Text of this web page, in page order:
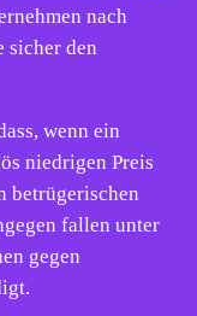
nach
sicher den
wenn ein
niedrigen Preis
betrügerischen
fallen unter
gegen